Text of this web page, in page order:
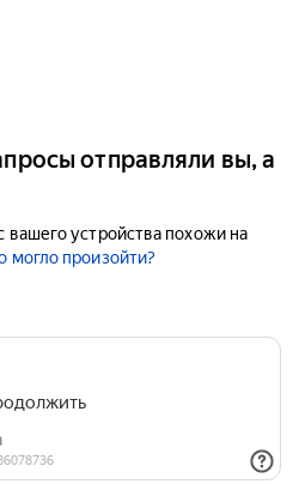
отправляли вы, а
вашего устройства похожи на
могло произойти?